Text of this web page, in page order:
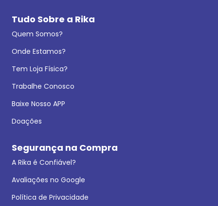
Tudo Sobre a Rika
Quem Somos?
Onde Estamos?
Tem Loja Física?
Trabalhe Conosco
Baixe Nosso APP
Doações
Segurança na Compra
A Rika é Confiável?
Avaliações no Google
Política de Privacidade